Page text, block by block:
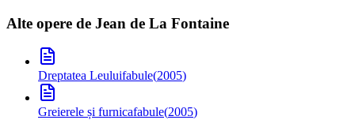
Alte opere de Jean de La Fontaine
Dreptatea Leuluifabule(2005)
Greierele și furnicafabule(2005)